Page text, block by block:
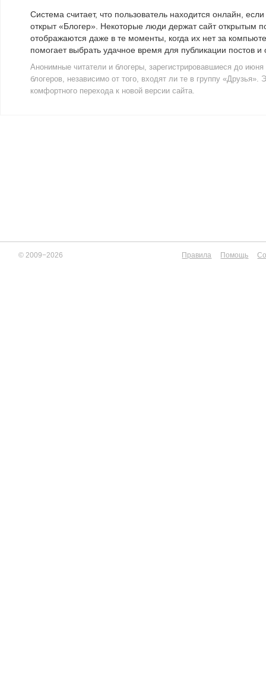
Система считает, что пользователь находится онлайн,
открыт «Блогер». Некоторые люди держат сайт открытым
отображаются даже в те моменты, когда их нет за
помогает выбрать удачное время для публикации постов
Анонимные читатели и блогеры, зарегистрировавшиеся до
блогеров, независимо от того, входят ли те в группу
комфортного перехода к новой версии сайта.
© 2009−2026 Правила Помощь